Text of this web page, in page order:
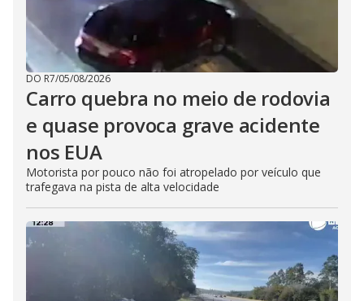
DO R7/05/08/2026
Carro quebra no meio de rodovia
e quase provoca grave acidente
nos EUA
Motorista por pouco não foi atropelado por veículo que
trafegava na pista de alta velocidade